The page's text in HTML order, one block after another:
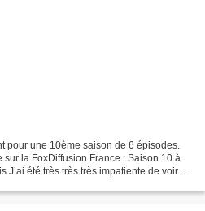
pour une 10ème saison de 6 épisodes.
sur la FoxDiffusion France : Saison 10 à
J’ai été très très très impatiente de voir